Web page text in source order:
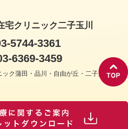
宅クリニック二子玉川
5744-3361
6369-3459
ク蒲田・品川・自由が丘・二子玉川